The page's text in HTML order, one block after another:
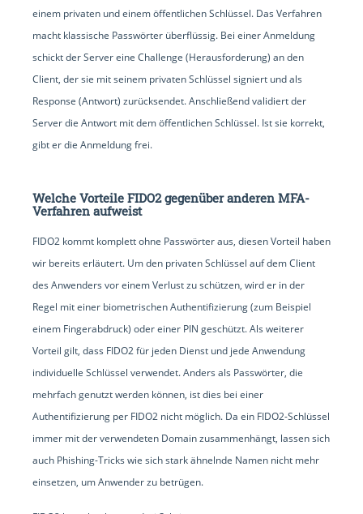
einem privaten und einem öffentlichen Schlüssel. Das Verfahren
macht klassische Passwörter überflüssig. Bei einer Anmeldung
schickt der Server eine Challenge (Herausforderung) an den
Client, der sie mit seinem privaten Schlüssel signiert und als
Response (Antwort) zurücksendet. Anschließend validiert der
Server die Antwort mit dem öffentlichen Schlüssel. Ist sie korrekt,
gibt er die Anmeldung frei.
Welche Vorteile FIDO2 gegenüber anderen MFA-
Verfahren aufweist
FIDO2 kommt komplett ohne Passwörter aus, diesen Vorteil haben
wir bereits erläutert. Um den privaten Schlüssel auf dem Client
des Anwenders vor einem Verlust zu schützen, wird er in der
Regel mit einer biometrischen Authentifizierung (zum Beispiel
einem Fingerabdruck) oder einer PIN geschützt. Als weiterer
Vorteil gilt, dass FIDO2 für jeden Dienst und jede Anwendung
individuelle Schlüssel verwendet. Anders als Passwörter, die
mehrfach genutzt werden können, ist dies bei einer
Authentifizierung per FIDO2 nicht möglich. Da ein FIDO2-Schlüssel
immer mit der verwendeten Domain zusammenhängt, lassen sich
auch Phishing-Tricks wie sich stark ähnelnde Namen nicht mehr
einsetzen, um Anwender zu betrügen.